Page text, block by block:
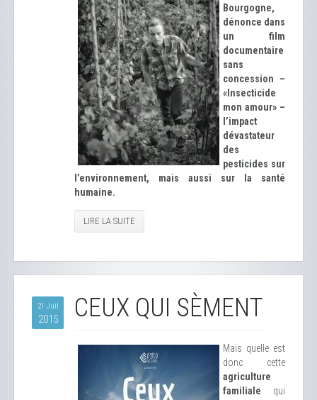
Bourgogne,
dénonce dans
un film
documentaire
sans
concession –
«Insecticide
mon amour» –
l’impact
dévastateur
des
pesticides sur
l’environnement, mais aussi sur la santé
humaine.
LIRE LA SUITE
21 Juil
2015 CEUX QUI SÈMENT
Mais quelle est
donc cette
agriculture
familiale qui